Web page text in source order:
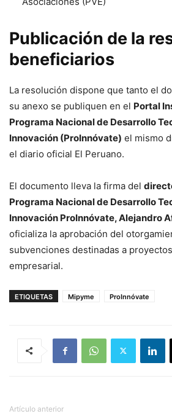
Publicación de la
beneficiarios
La resolución dispone que tanto el
su anexo se publiquen en el Portal
Programa Nacional de Desarrollo
Innovación (ProInnóvate) el mismo
el diario oficial El Peruano.
El documento lleva la firma del
Programa Nacional de Desarrollo
Innovación ProInnóvate, Alejandro
oficializa la aprobación del
subvenciones destinadas a
empresarial.
ETIQUETAS Mipyme ProInnóvate
Artículo anterior